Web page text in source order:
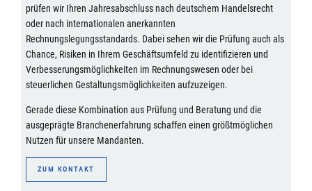
prüfen wir Ihren Jahresabschluss nach deutschem Handelsrecht
oder nach internationalen anerkannten
Rechnungslegungsstandards. Dabei sehen wir die Prüfung auch als
Chance, Risiken in Ihrem Geschäftsumfeld zu identifizieren und
Verbesserungsmöglichkeiten im Rechnungswesen oder bei
steuerlichen Gestaltungsmöglichkeiten aufzuzeigen.
Gerade diese Kombination aus Prüfung und Beratung und die
ausgeprägte Branchenerfahrung schaffen einen größtmöglichen
Nutzen für unsere Mandanten.
ZUM KONTAKT